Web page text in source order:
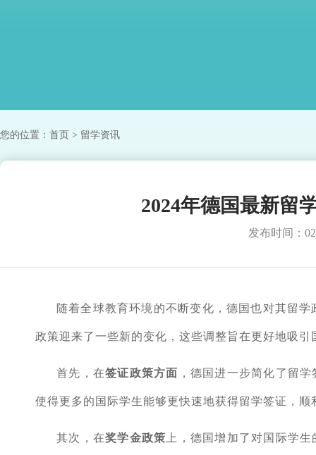
您的位置： 首页 > 留学资讯
2024年德国最新留
发布时间：
随着全球教育环境的不断变化，德国也对其留
政策迎来了一些新的变化，这些调整旨在更好地吸
首先，在签证政策方面 ，德国进一步简化了留
使得更多的国际学生能够更快速地获得留学签证，顺
其次，在奖学金政策 上，德国增加了对国际学